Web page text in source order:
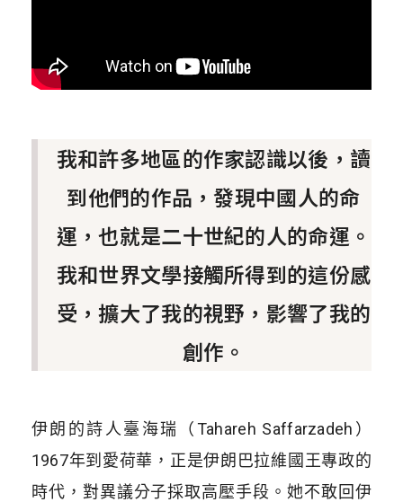
我和許多地區的作家認識以後，讀
到他們的作品，發現中國人的命
運，也就是二十世紀的人的命運。
我和世界文學接觸所得到的這份感
受，擴大了我的視野，影響了我的
創作。
伊朗的詩人臺海瑞（Tahareh Saffarzadeh）
1967年到愛荷華，正是伊朗巴拉維國王專政的
時代，對異議分子採取高壓手段。她不敢回伊